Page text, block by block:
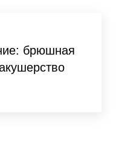
брюшная